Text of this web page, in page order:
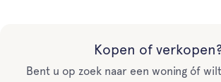
Kopen of verkopen?
Bent u op zoek naar een woning óf